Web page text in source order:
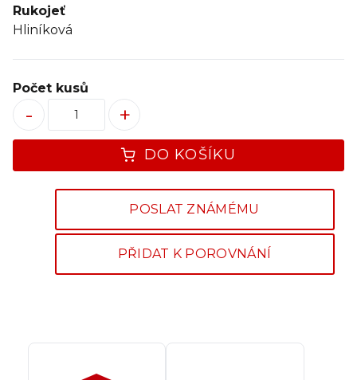
Rukojeť
Hliníková
DO KOŠÍKU
Počet kusů
+
-
POSLAT ZNÁMÉMU
PŘIDAT K POROVNÁNÍ